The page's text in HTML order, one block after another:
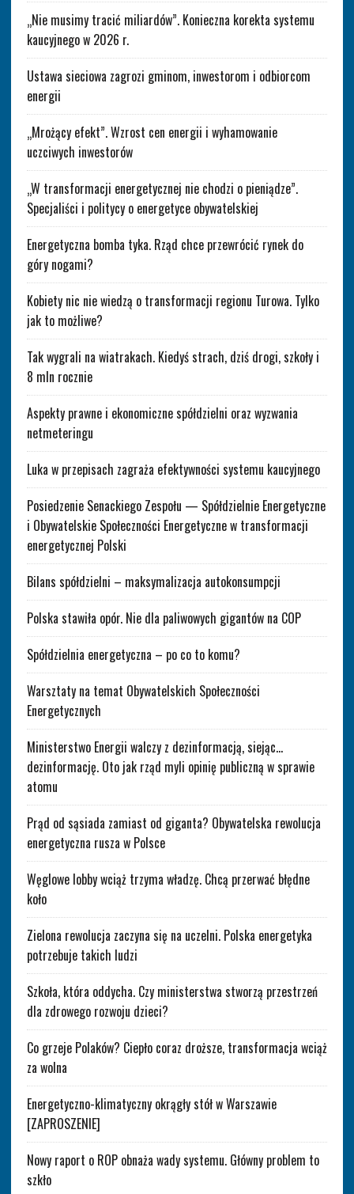
„Nie musimy tracić miliardów”. Konieczna korekta systemu
kaucyjnego w 2026 r.
Ustawa sieciowa zagrozi gminom, inwestorom i odbiorcom
energii
„Mrożący efekt”. Wzrost cen energii i wyhamowanie
uczciwych inwestorów
„W transformacji energetycznej nie chodzi o pieniądze”.
Specjaliści i politycy o energetyce obywatelskiej
Energetyczna bomba tyka. Rząd chce przewrócić rynek do
góry nogami?
Kobiety nic nie wiedzą o transformacji regionu Turowa. Tylko
jak to możliwe?
Tak wygrali na wiatrakach. Kiedyś strach, dziś drogi, szkoły i
8 mln rocznie
Aspekty prawne i ekonomiczne spółdzielni oraz wyzwania
netmeteringu
Luka w przepisach zagraża efektywności systemu kaucyjnego
Posiedzenie Senackiego Zespołu — Spółdzielnie Energetyczne
i Obywatelskie Społeczności Energetyczne w transformacji
energetycznej Polski
Bilans spółdzielni – maksymalizacja autokonsumpcji
Polska stawiła opór. Nie dla paliwowych gigantów na COP
Spółdzielnia energetyczna – po co to komu?
Warsztaty na temat Obywatelskich Społeczności
Energetycznych
Ministerstwo Energii walczy z dezinformacją, siejąc…
dezinformację. Oto jak rząd myli opinię publiczną w sprawie
atomu
Prąd od sąsiada zamiast od giganta? Obywatelska rewolucja
energetyczna rusza w Polsce
Węglowe lobby wciąż trzyma władzę. Chcą przerwać błędne
koło
Zielona rewolucja zaczyna się na uczelni. Polska energetyka
potrzebuje takich ludzi
Szkoła, która oddycha. Czy ministerstwa stworzą przestrzeń
dla zdrowego rozwoju dzieci?
Co grzeje Polaków? Ciepło coraz droższe, transformacja wciąż
za wolna
Energetyczno-klimatyczny okrągły stół w Warszawie
[ZAPROSZENIE]
Nowy raport o ROP obnaża wady systemu. Główny problem to
szkło